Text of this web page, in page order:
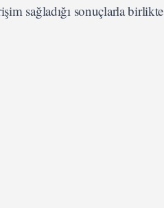
sağladığı sonuçlarla birlikte